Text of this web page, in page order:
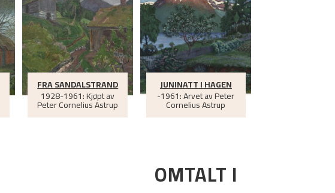
FRA SANDALSTRAND
1928-1961: Kjøpt av
Peter Cornelius Astrup
JUNINATT I HAGEN
-1961: Arvet av Peter
Cornelius Astrup
OMTALT I